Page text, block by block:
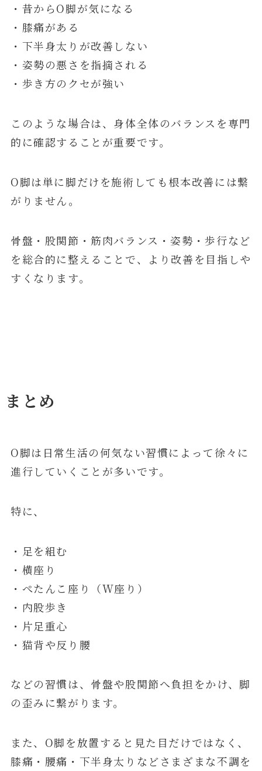
・昔からO脚が気になる
・膝痛がある
・下半身太りが改善しない
・姿勢の悪さを指摘される
・歩き方のクセが強い
このような場合は、身体全体のバランスを専門
的に確認することが重要です。
O脚は単に脚だけを施術しても根本改善には繋
がりません。
骨盤・股関節・筋肉バランス・姿勢・歩行など
を総合的に整えることで、より改善を目指しや
すくなります。
まとめ
O脚は日常生活の何気ない習慣によって徐々に
進行していくことが多いです。
特に、
・足を組む
・横座り
・ぺたんこ座り（W座り）
・内股歩き
・片足重心
・猫背や反り腰
などの習慣は、骨盤や股関節へ負担をかけ、脚
の歪みに繋がります。
また、O脚を放置すると見た目だけではなく、
膝痛・腰痛・下半身太りなどさまざまな不調を